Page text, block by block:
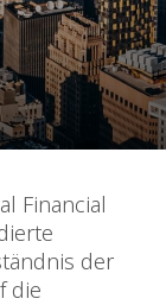
Financial
der
die